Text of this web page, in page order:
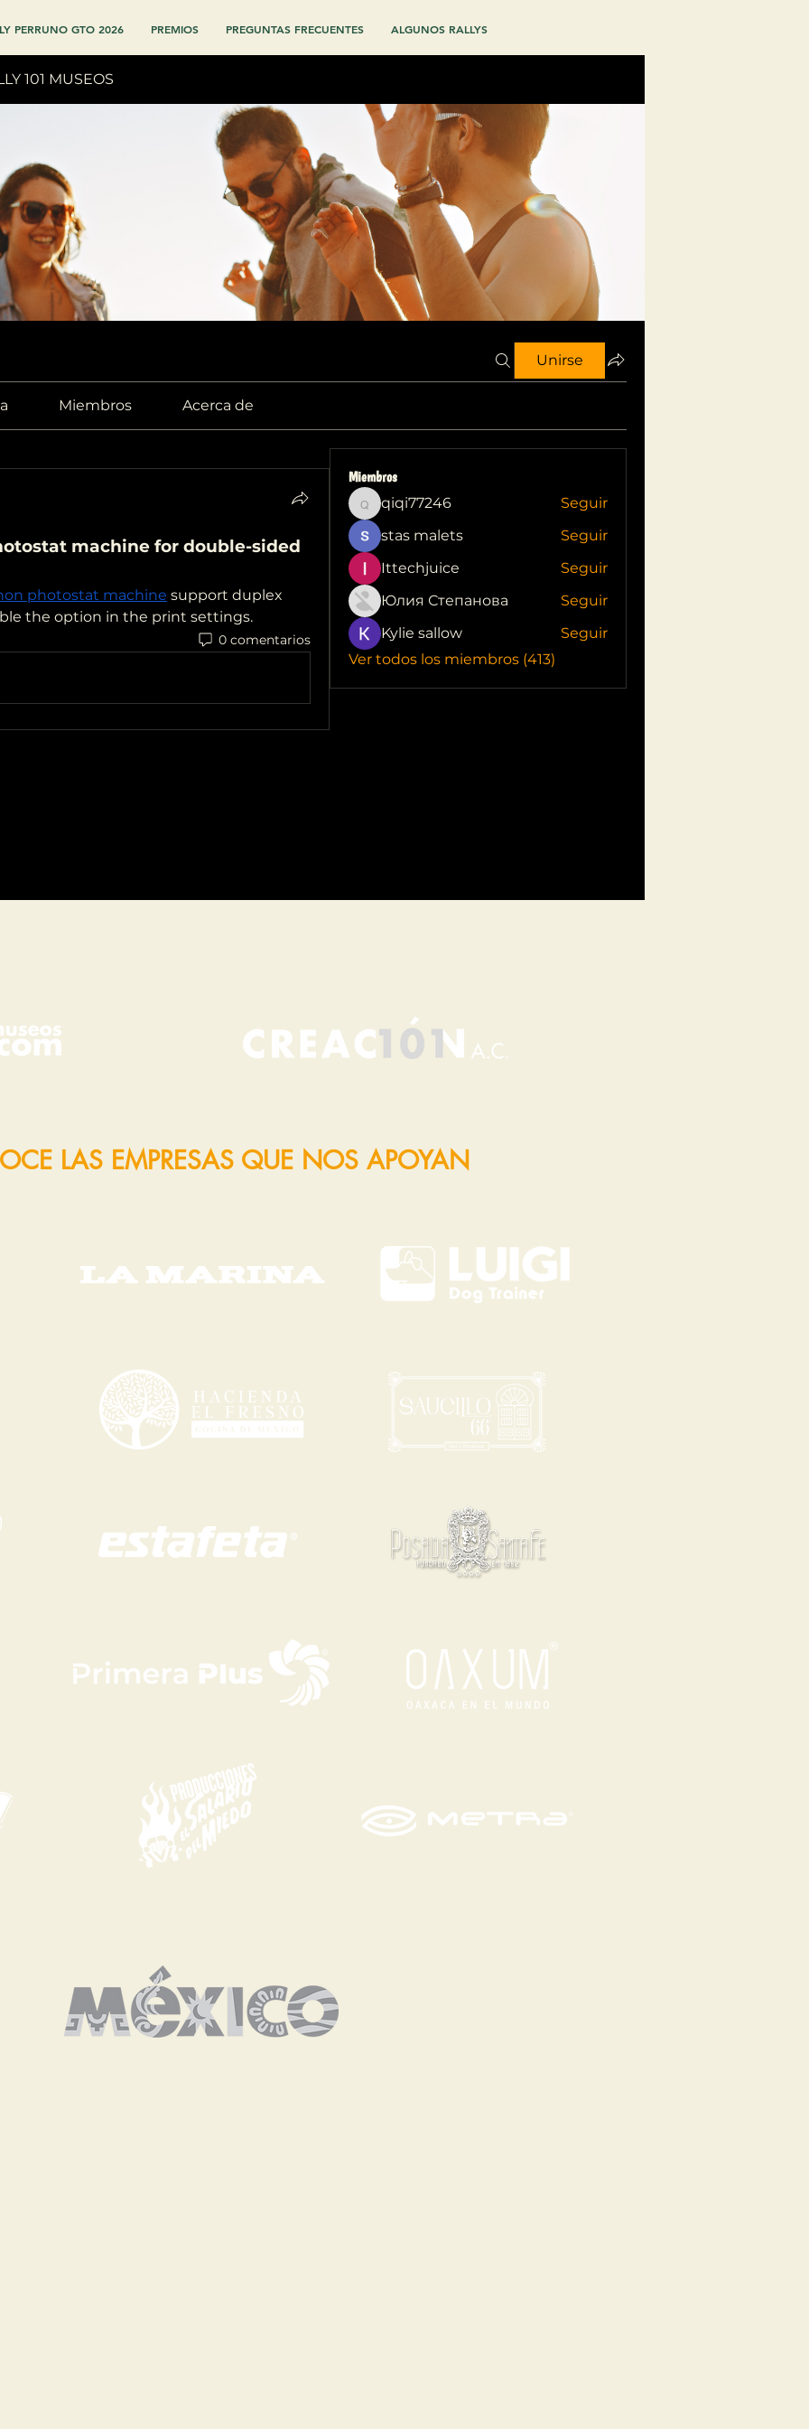
PERRUNO GTO 2026 PREMIOS PREGUNTAS FRECUENTES ALGUNOS RALLYS
101 MUSEOS
Unirse
Miembros Acerca de
machine for double-sided
photostat machine support duplex
the option in the print settings.
0 comentarios
Miembros
qiqi77246
qiqi77246
Seguir
stas malets
Seguir
Ittechjuice
Seguir
Юлия Степанова
Seguir
Kylie sallow
Seguir
Ver todos los miembros (413)
LAS EMPRESAS QUE NOS APOYAN